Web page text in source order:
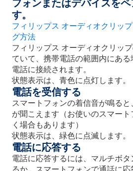
フォンまたはデバイスをペ
す。
フィリップス オーディオクリッ
グ方法
フィリップス オーディオクリッ
ていて、携帯電話の範囲内にあ
電話に接続されます。
状態表示は、青色に点灯します。
電話を受信する
スマートフォンの着信音が鳴る
が聞こえます（お使いのスマー
く場合もあります）
状態表示は、緑色に点滅します。
電話に応答する
電話に応答するには、マルチボ
るか、スマートフォンで通話に応